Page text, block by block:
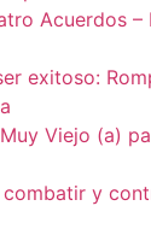
Acuerdos –
exitoso:
Viejo (a)
combatir y